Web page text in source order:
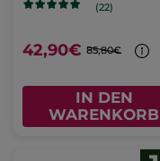
(22)
42,90€ 85,80€
IN DEN
WARENKORB